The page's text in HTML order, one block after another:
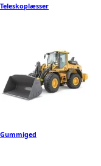
Teleskoplæsser
Gummiged